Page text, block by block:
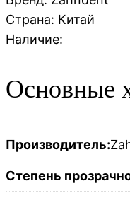
Страна: Китай
Наличие:
Основные
Производитель:
Степень